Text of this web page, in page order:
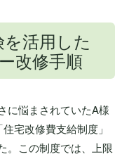
を活用した
改修手順
に悩まされていたA様
宅改修費支給制度」
。この制度では、上限